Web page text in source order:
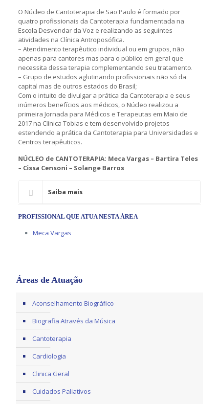
O Núcleo de Cantoterapia de São Paulo é formado por
quatro profissionais da Cantoterapia fundamentada na
Escola Desvendar da Voz e realizando as seguintes
atividades na Clínica Antroposófica.
– Atendimento terapêutico individual ou em grupos, não
apenas para cantores mas para o público em geral que
necessita dessa terapia complementando seu tratamento.
– Grupo de estudos aglutinando profissionais não só da
capital mas de outros estados do Brasil;
Com o intuito de divulgar a prática da Cantoterapia e seus
inúmeros benefícios aos médicos, o Núcleo realizou a
primeira Jornada para Médicos e Terapeutas em Maio de
2017 na Clínica Tobias e tem desenvolvido projetos
estendendo a prática da Cantoterapia para Universidades e
Centros terapêuticos.
NÚCLEO de CANTOTERAPIA: Meca Vargas – Bartira Teles
– Cissa Censoni – Solange Barros
Saiba mais
PROFISSIONAL QUE ATUA NESTA ÁREA
Meca Vargas
Áreas de Atuação
Aconselhamento Biográfico
Biografia Através da Música
Cantoterapia
Cardiologia
Clinica Geral
Cuidados Paliativos